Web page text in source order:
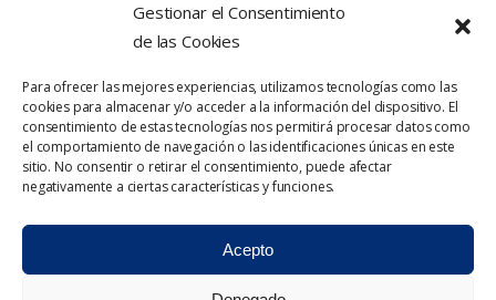
Gestionar el Consentimiento
de las Cookies
Para ofrecer las mejores experiencias, utilizamos tecnologías como las
cookies para almacenar y/o acceder a la información del dispositivo. El
consentimiento de estas tecnologías nos permitirá procesar datos como
el comportamiento de navegación o las identificaciones únicas en este
sitio. No consentir o retirar el consentimiento, puede afectar
negativamente a ciertas características y funciones.
Acepto
Política de Privacidad